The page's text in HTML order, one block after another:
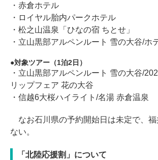
・赤倉ホテル
・ロイヤル胎内パークホテル
・松之山温泉「ひなの宿 ちとせ」
・立山黒部アルペンルート 雪の大谷/ホ
対象ツアー（1泊2日）
・立山黒部アルペンルート 雪の大谷/
リップフェア 花の大谷
・信越6大桜ハイライト/名湯 赤倉温泉
なお石川県の予約開始日は未定で、福
ない。
「北陸応援割」について